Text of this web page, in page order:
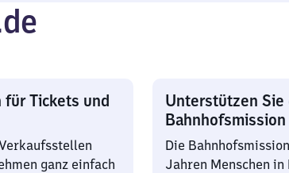
Tickets und
ganz einfach
Unterstützen
Bahnhofsmission
Die
Jahren Menschen